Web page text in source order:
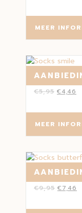
MEER
SOCKS
€5,95 €4,46
MEER
SOCKS
€9,95 €7,46